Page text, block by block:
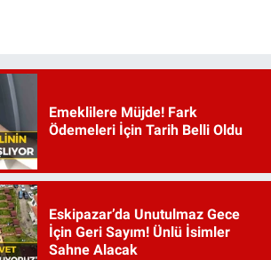
Emeklilere Müjde! Fark
Ödemeleri İçin Tarih Belli Oldu
Eskipazar’da Unutulmaz Gece
İçin Geri Sayım! Ünlü İsimler
Sahne Alacak